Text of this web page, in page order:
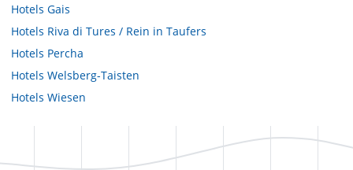
Hotels Gais
Hotels Riva di Tures / Rein in Taufers
Hotels Percha
Hotels Welsberg-Taisten
Hotels Wiesen